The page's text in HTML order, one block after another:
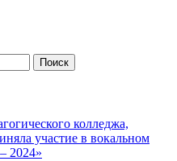
колледжа,
участие в вокальном
2024»